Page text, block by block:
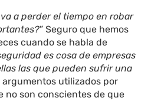
a perder el tiempo en robar
” Seguro que hemos
cuando se habla de
es cosa de empresas
las que pueden sufrir una
argumentos utilizados por
no son conscientes de que